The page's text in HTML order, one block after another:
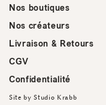
Nos boutiques
Nos créateurs
Livraison & Retours
CGV
Confidentialité
Site byStudio Krabb